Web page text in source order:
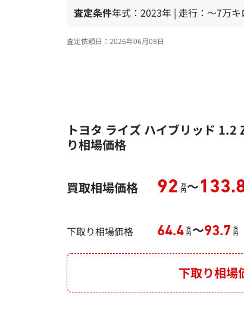
査定条件年式：2023年 | 走行：～7万
査定依頼日：2026年06月08日
トヨタ ライズ ハイブリッド
り相場価格
買取相場価格 92 万
円～
下取り相場価格 64.4 万
円 ～93.7 万
円
下取り相場